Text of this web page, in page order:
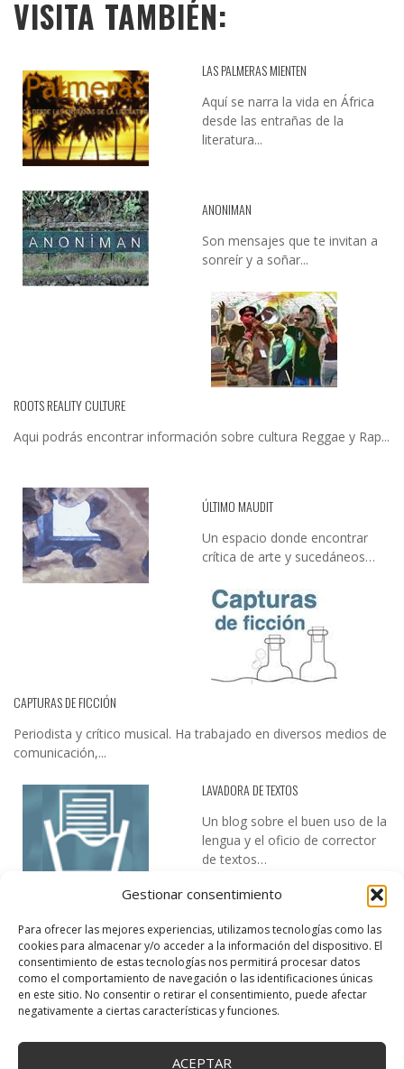
Gestionar consentimiento
Para ofrecer las mejores experiencias, utilizamos tecnologías como las
cookies para almacenar y/o acceder a la información del dispositivo. El
consentimiento de estas tecnologías nos permitirá procesar datos
como el comportamiento de navegación o las identificaciones únicas
en este sitio. No consentir o retirar el consentimiento, puede afectar
negativamente a ciertas características y funciones.
ACEPTAR
VISITA TAMBIÉN:
LAS PALMERAS MIENTEN
Aquí se narra la vida en África
desde las entrañas de la
literatura...
ANONIMAN
Son mensajes que te invitan a
sonreír y a soñar...
ROOTS REALITY CULTURE
Aqui podrás encontrar información sobre cultura Reggae y Rap...
ÚLTIMO MAUDIT
Un espacio donde encontrar
crítica de arte y sucedáneos…
CAPTURAS DE FICCIÓN
Periodista y crítico musical. Ha trabajado en diversos medios de
comunicación,...
LAVADORA DE TEXTOS
Un blog sobre el buen uso de la
lengua y el oficio de corrector
de textos…
DESIREE MARTÍN